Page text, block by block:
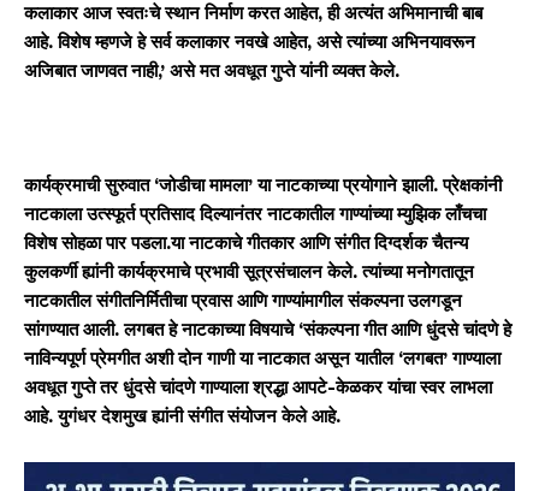
कलाकार आज स्वतःचे स्थान निर्माण करत आहेत, ही अत्यंत अभिमानाची बाब
आहे. विशेष म्हणजे हे सर्व कलाकार नवखे आहेत, असे त्यांच्या अभिनयावरून
अजिबात जाणवत नाही,’ असे मत अवधूत गुप्ते यांनी व्यक्त केले.
कार्यक्रमाची सुरुवात ‘जोडीचा मामला’ या नाटकाच्या प्रयोगाने झाली. प्रेक्षकांनी
नाटकाला उत्स्फूर्त प्रतिसाद दिल्यानंतर नाटकातील गाण्यांच्या म्युझिक लाँचचा
विशेष सोहळा पार पडला.या नाटकाचे गीतकार आणि संगीत दिग्दर्शक चैतन्य
कुलकर्णी ह्यांनी कार्यक्रमाचे प्रभावी सूत्रसंचालन केले. त्यांच्या मनोगतातून
नाटकातील संगीतनिर्मितीचा प्रवास आणि गाण्यांमागील संकल्पना उलगडून
सांगण्यात आली. लगबत हे नाटकाच्या विषयाचे ‘संकल्पना गीत आणि धुंदसे चांदणे हे
नाविन्यपूर्ण प्रेमगीत अशी दोन गाणी या नाटकात असून यातील ‘लगबत’ गाण्याला
अवधूत गुप्ते तर धुंदसे चांदणे गाण्याला श्रद्धा आपटे-केळकर यांचा स्वर लाभला
आहे. युगंधर देशमुख ह्यांनी संगीत संयोजन केले आहे.